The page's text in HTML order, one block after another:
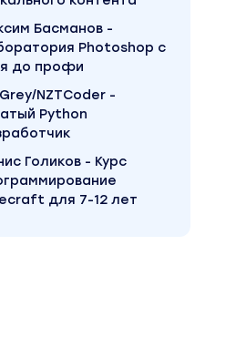
Басманов -
Photoshop с
до профи
NZTCoder -
Python
Голиков - Курс
для 7-12 лет